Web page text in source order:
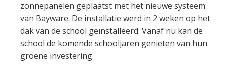
zonnepanelen geplaatst met het nieuwe systeem
van Bayware. De installatie werd in 2 weken op het
dak van de school geïnstalleerd. Vanaf nu kan de
school de komende schooljaren genieten van hun
groene investering.